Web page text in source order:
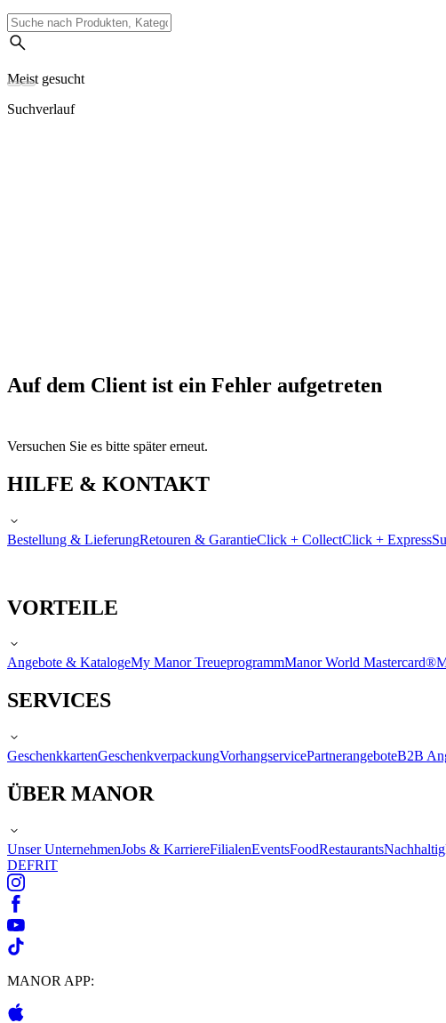
Meist gesucht
Suchverlauf
Auf dem Client ist ein Fehler aufgetreten
Versuchen Sie es bitte später erneut.
HILFE & KONTAKT
Bestellung & LieferungRetouren & GarantieClick + CollectClick + Express
VORTEILE
Angebote & KatalogeMy Manor TreueprogrammManor World Mastercard®
SERVICES
GeschenkkartenGeschenkverpackungVorhangservicePartnerangeboteB2B
ÜBER MANOR
Unser UnternehmenJobs & KarriereFilialenEventsFoodRestaurants
DEFRIT
MANOR APP: